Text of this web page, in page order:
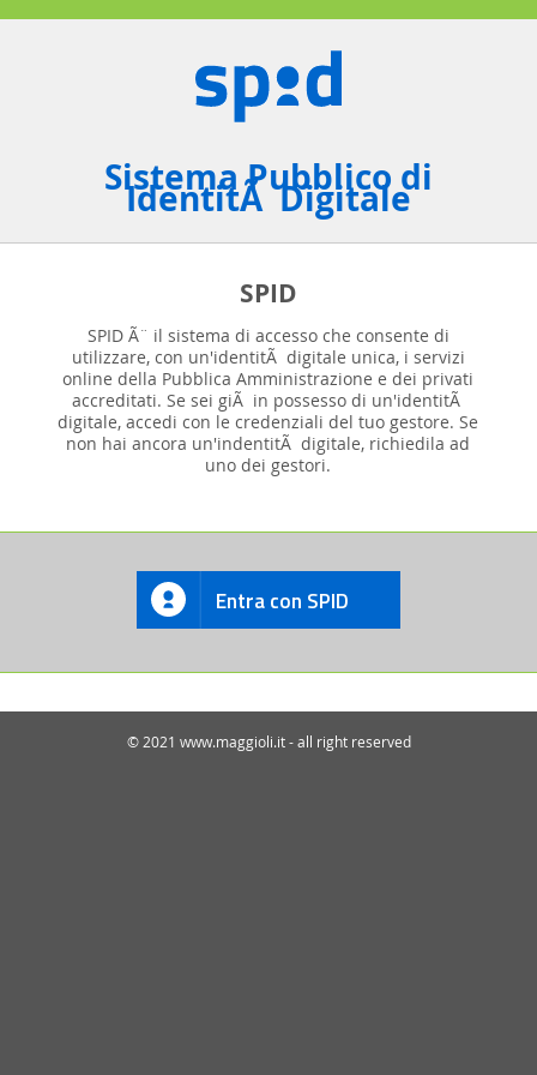
Sistema Pubblico di
IdentitÃ Digitale
SPID
SPID Ã¨ il sistema di accesso che consente di
utilizzare, con un'identitÃ digitale unica, i servizi
online della Pubblica Amministrazione e dei privati
accreditati. Se sei giÃ in possesso di un'identitÃ
digitale, accedi con le credenziali del tuo gestore. Se
non hai ancora un'indentitÃ digitale, richiedila ad
uno dei gestori.
Entra con SPID
© 2021 www.maggioli.it - all right reserved